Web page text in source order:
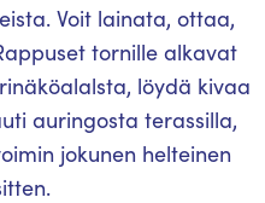
Voit lainata, ottaa,
tornille alkavat
löydä kivaa
auringosta terassilla,
jokunen helteinen